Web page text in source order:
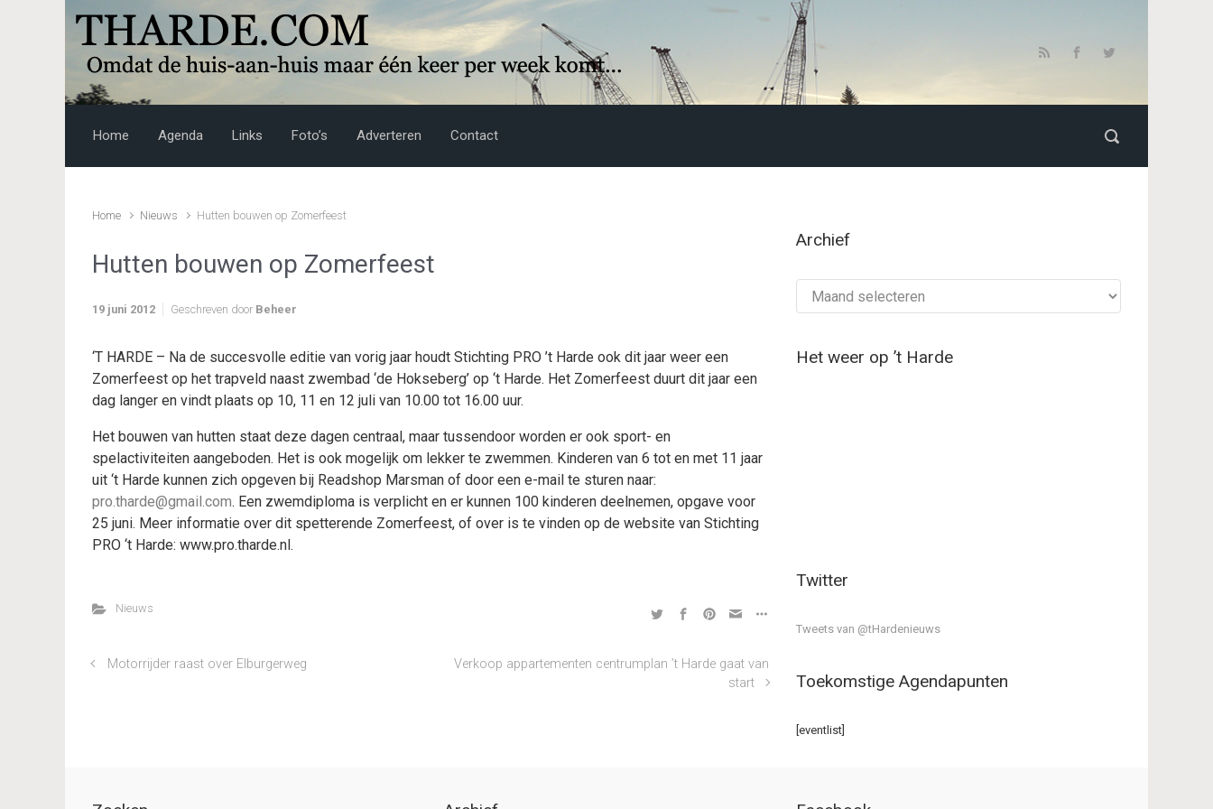
Skip to main content
Home Agenda Links Foto’s Adverteren Contact
Home Nieuws Hutten bouwen op Zomerfeest
Hutten bouwen op Zomerfeest
19 juni 2012 Geschreven door Beheer
‘T HARDE – Na de succesvolle editie van vorig jaar houdt Stichting PRO ’t Harde ook dit jaar weer een
Zomerfeest op het trapveld naast zwembad ‘de Hokseberg’ op ‘t Harde. Het Zomerfeest duurt dit jaar een
dag langer en vindt plaats op 10, 11 en 12 juli van 10.00 tot 16.00 uur.
Het bouwen van hutten staat deze dagen centraal, maar tussendoor worden er ook sport- en
spelactiviteiten aangeboden. Het is ook mogelijk om lekker te zwemmen. Kinderen van 6 tot en met 11 jaar
uit ‘t Harde kunnen zich opgeven bij Readshop Marsman of door een e-mail te sturen naar:
pro.tharde@gmail.com. Een zwemdiploma is verplicht en er kunnen 100 kinderen deelnemen, opgave voor
25 juni. Meer informatie over dit spetterende Zomerfeest, of over is te vinden op de website van Stichting
PRO ‘t Harde: www.pro.tharde.nl.
Nieuws
Motorrijder raast over Elburgerweg
Verkoop appartementen centrumplan ’t Harde gaat van
start
Archief
Het weer op ’t Harde
Twitter
Tweets van @tHardenieuws
Toekomstige Agendapunten
[eventlist]